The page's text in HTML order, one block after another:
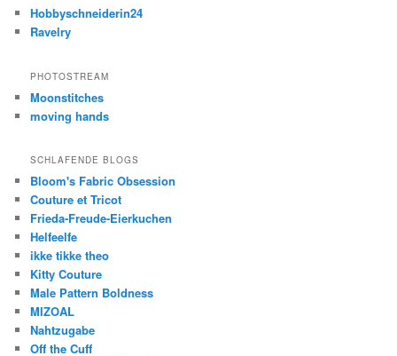
Hobbyschneiderin24
Ravelry
PHOTOSTREAM
Moonstitches
moving hands
SCHLAFENDE BLOGS
Bloom's Fabric Obsession
Couture et Tricot
Frieda-Freude-Eierkuchen
Helfeelfe
ikke tikke theo
Kitty Couture
Male Pattern Boldness
MIZOAL
Nahtzugabe
Off the Cuff